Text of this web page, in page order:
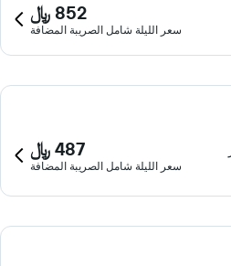
852 ﷼
سعر الليلة شامل الصريبة المضافة
487 ﷼
سعر الليلة شامل الصريبة المضافة